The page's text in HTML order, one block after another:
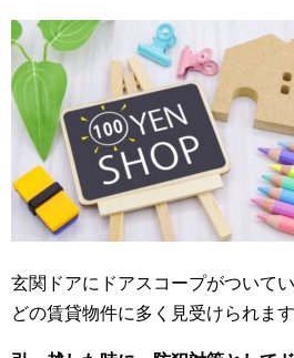
玄関ドアにドアスコープがついて
どの賃貸物件に多く見受けられます